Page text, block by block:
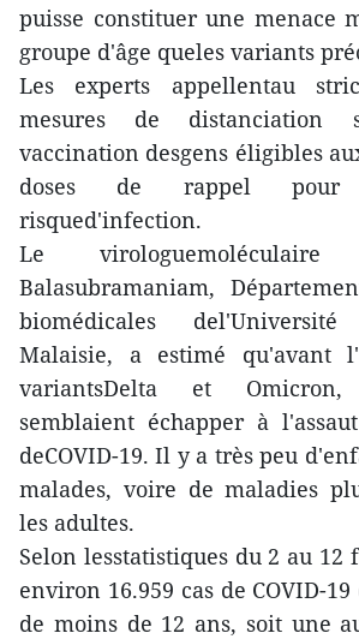
puisse constituer une menace
groupe d'âge queles variants
Les experts appellentau
mesures de
vaccination desgens éligibles
doses de rappel
risqued'infection.
Le
Balasubramaniam,
biomédicales
Malaisie, a estimé qu'avant
variantsDelta et
semblaient échapper à
deCOVID-19. Il y a très peu
malades, voire de maladies
les adultes.
Selon lesstatistiques du 2 au
environ 16.959 cas de COVID-
de moins de 12 ans, soit une